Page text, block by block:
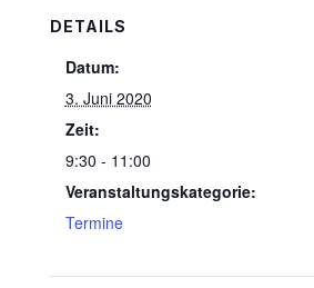
DETAILS
Datum:
3. Juni 2020
Zeit:
9:30 - 11:00
Veranstaltungskategorie:
Termine